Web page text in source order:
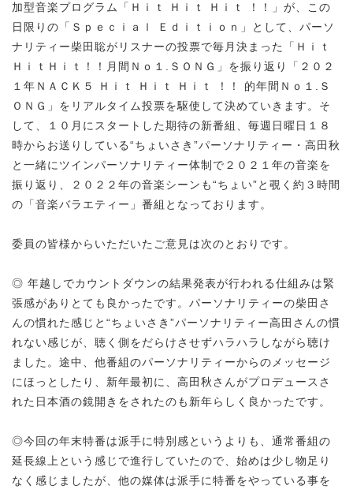
加型音楽プログラム「Ｈｉｔ Ｈｉｔ Ｈｉｔ ！！」が、この
日限りの「Ｓｐｅｃｉａｌ Ｅｄｉｔｉｏｎ」として、パーソ
ナリティー柴田聡がリスナーの投票で毎月決まった「Ｈｉｔ
ＨｉｔＨｉｔ！！月間Ｎｏ１.ＳＯＮＧ」を振り返り「２０２
１年ＮＡＣＫ５ Ｈｉｔ Ｈｉｔ Ｈｉｔ ！！ 的年間Ｎｏ１.Ｓ
ＯＮＧ」をリアルタイム投票を駆使して決めていきます。そ
して、１０月にスタートした期待の新番組、毎週日曜日１８
時からお送りしている“ちょいさき”パーソナリティー・高田秋
と一緒にツインパーソナリティー体制で２０２１年の音楽を
振り返り、２０２２年の音楽シーンも“ちょい”と覗く約３時間
の「音楽バラエティー」番組となっております。
委員の皆様からいただいたご意見は次のとおりです。
◎ 年越しでカウントダウンの結果発表が行われる仕組みは緊
張感がありとても良かったです。パーソナリティーの柴田さ
んの慣れた感じと“ちょいさき”パーソナリティー高田さんの慣
れない感じが、聴く側をだらけさせずハラハラしながら聴け
ました。途中、他番組のパーソナリティーからのメッセージ
にほっとしたり、新年最初に、高田秋さんがプロデュースさ
れた日本酒の鏡開きをされたのも新年らしく良かったです。
◎今回の年末特番は派手に特別感というよりも、通常番組の
延長線上という感じで進行していたので、始めは少し物足り
なく感じましたが、他の媒体は派手に特番をやっている事を